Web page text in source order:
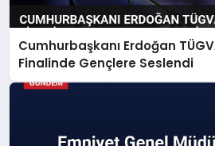
Cumhurbaşkanı Erdoğan
Finalinde Gençlere Seslendi